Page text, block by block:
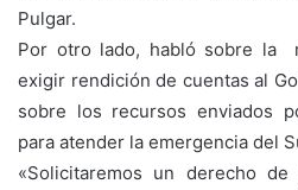
Pulgar.
Por otro lado, habló sobre la
exigir rendición de cuentas al
sobre los recursos enviados
para atender la emergencia del
«Solicitaremos un derecho